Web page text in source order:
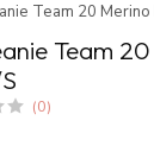
Team 20
Team
(0)